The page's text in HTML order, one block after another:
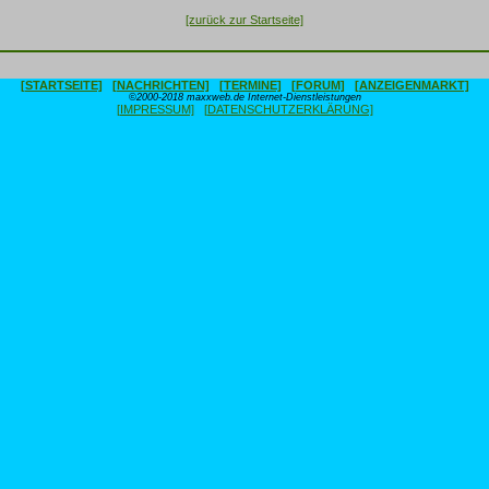
[zurück zur Startseite]
[STARTSEITE] [NACHRICHTEN] [TERMINE] [FORUM] [ANZEIGENMARKT]
©2000-2018 maxxweb.de Internet-Dienstleistungen
[IMPRESSUM] [DATENSCHUTZERKLÄRUNG]